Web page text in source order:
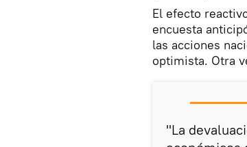
El efecto
encuesta
las acciones
optimista. Otra
"La